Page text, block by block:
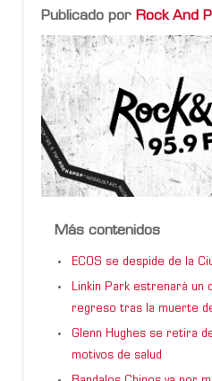
Publicado por Rock And
Más contenidos
ECOS se despide de la
Linkin Park estrenará un
regreso tras la muerte
Glenn Hughes se retira
motivos de salud